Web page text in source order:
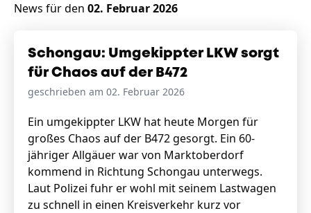
Newsreader
Stellenangebote
Unternehmen
Das geheime Geräusch
Wandern
Team
News für den 02. Februar 2026
Schongau: Umgekippter LKW sorgt
für Chaos auf der B472
geschrieben am 02. Februar 2026
Ein umgekippter LKW hat heute Morgen für
großes Chaos auf der B472 gesorgt. Ein 60-
jähriger Allgäuer war von Marktoberdorf
kommend in Richtung Schongau unterwegs.
Laut Polizei fuhr er wohl mit seinem Lastwagen
zu schnell in einen Kreisverkehr kurz vor